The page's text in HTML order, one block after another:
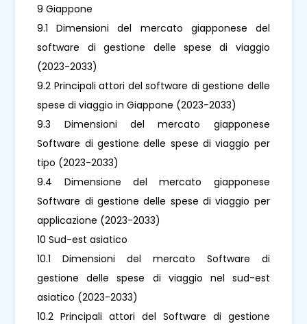
9 Giappone
9.1 Dimensioni del mercato giapponese del
software di gestione delle spese di viaggio
(2023-2033)
9.2 Principali attori del software di gestione delle
spese di viaggio in Giappone (2023-2033)
9.3 Dimensioni del mercato giapponese
Software di gestione delle spese di viaggio per
tipo (2023-2033)
9.4 Dimensione del mercato giapponese
Software di gestione delle spese di viaggio per
applicazione (2023-2033)
10 Sud-est asiatico
10.1 Dimensioni del mercato Software di
gestione delle spese di viaggio nel sud-est
asiatico (2023-2033)
10.2 Principali attori del Software di gestione